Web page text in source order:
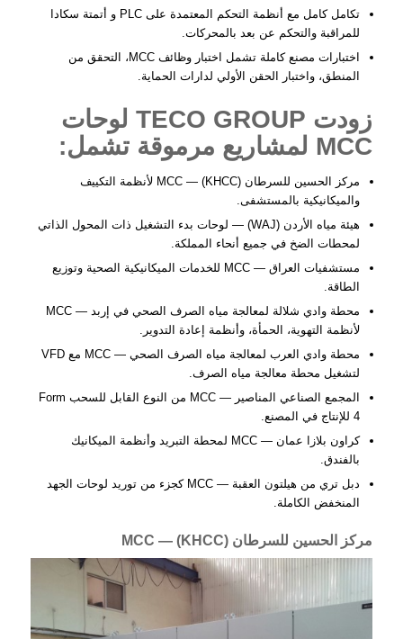
تكامل كامل مع أنظمة التحكم المعتمدة على PLC و أتمتة سكادا
للمراقبة والتحكم عن بعد بالمحركات.
اختبارات مصنع كاملة تشمل اختبار وظائف MCC، التحقق من
المنطق، و اختبار الحقن الأوليلدارات الحماية.
زودت TECO GROUP لوحات
MCC لمشاريع مرموقة تشمل:
مركز الحسين للسرطان (KHCC) — MCC لأنظمة التكييف
والميكانيكية بالمستشفى.
هيئة مياه الأردن (WAJ) — لوحات بدء التشغيل ذات المحول الذاتي
لمحطات الضخ في جميع أنحاء المملكة.
مستشفيات العراق — MCC للخدمات الميكانيكية الصحية وتوزيع
الطاقة.
محطة وادي شلالة لمعالجة مياه الصرف الصحي في إربد
— MCC
لأنظمة التهوية، الحمأة، وأنظمة إعادة التدوير.
محطة وادي العرب لمعالجة مياه الصرف الصحي
— MCC مع VFD
لتشغيل محطة معالجة مياه الصرف.
المجمع الصناعي المناصير
— MCC من النوع القابل للسحب Form
4 للإنتاج في المصنع.
كراون بلازا عمان
— MCC لمحطة التبريد وأنظمة الميكانيك
بالفندق.
دبل تري من هيلتون العقبة
— MCC كجزء من توريد لوحات الجهد
المنخفض الكاملة.
مركز الحسين للسرطان (KHCC) — MCC